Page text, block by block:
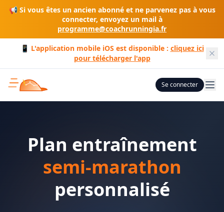
📢 Si vous êtes un ancien abonné et ne parvenez pas à vous
connecter, envoyez un mail à
programme@coachrunningia.fr
📱 L'application mobile iOS est disponible : cliquez ici
pour télécharger l'app
Se connecter
Plan entraînement
semi-marathon
personnalisé